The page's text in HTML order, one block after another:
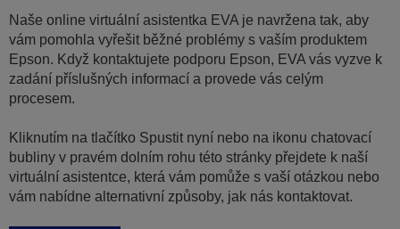
Naše online virtuální asistentka EVA je navržena tak, aby
vám pomohla vyřešit běžné problémy s vaším produktem
Epson. Když kontaktujete podporu Epson, EVA vás vyzve k
zadání příslušných informací a provede vás celým
procesem.
Kliknutím na tlačítko Spustit nyní nebo na ikonu chatovací
bubliny v pravém dolním rohu této stránky přejdete k naší
virtuální asistentce, která vám pomůže s vaší otázkou nebo
vám nabídne alternativní způsoby, jak nás kontaktovat.